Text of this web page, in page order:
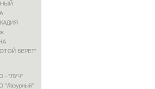
БЕРЕГ"
- "ЛУЧ"
"Лазурный"